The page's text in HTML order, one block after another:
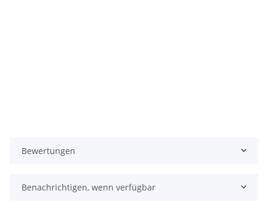
Bewertungen
Benachrichtigen, wenn verfügbar